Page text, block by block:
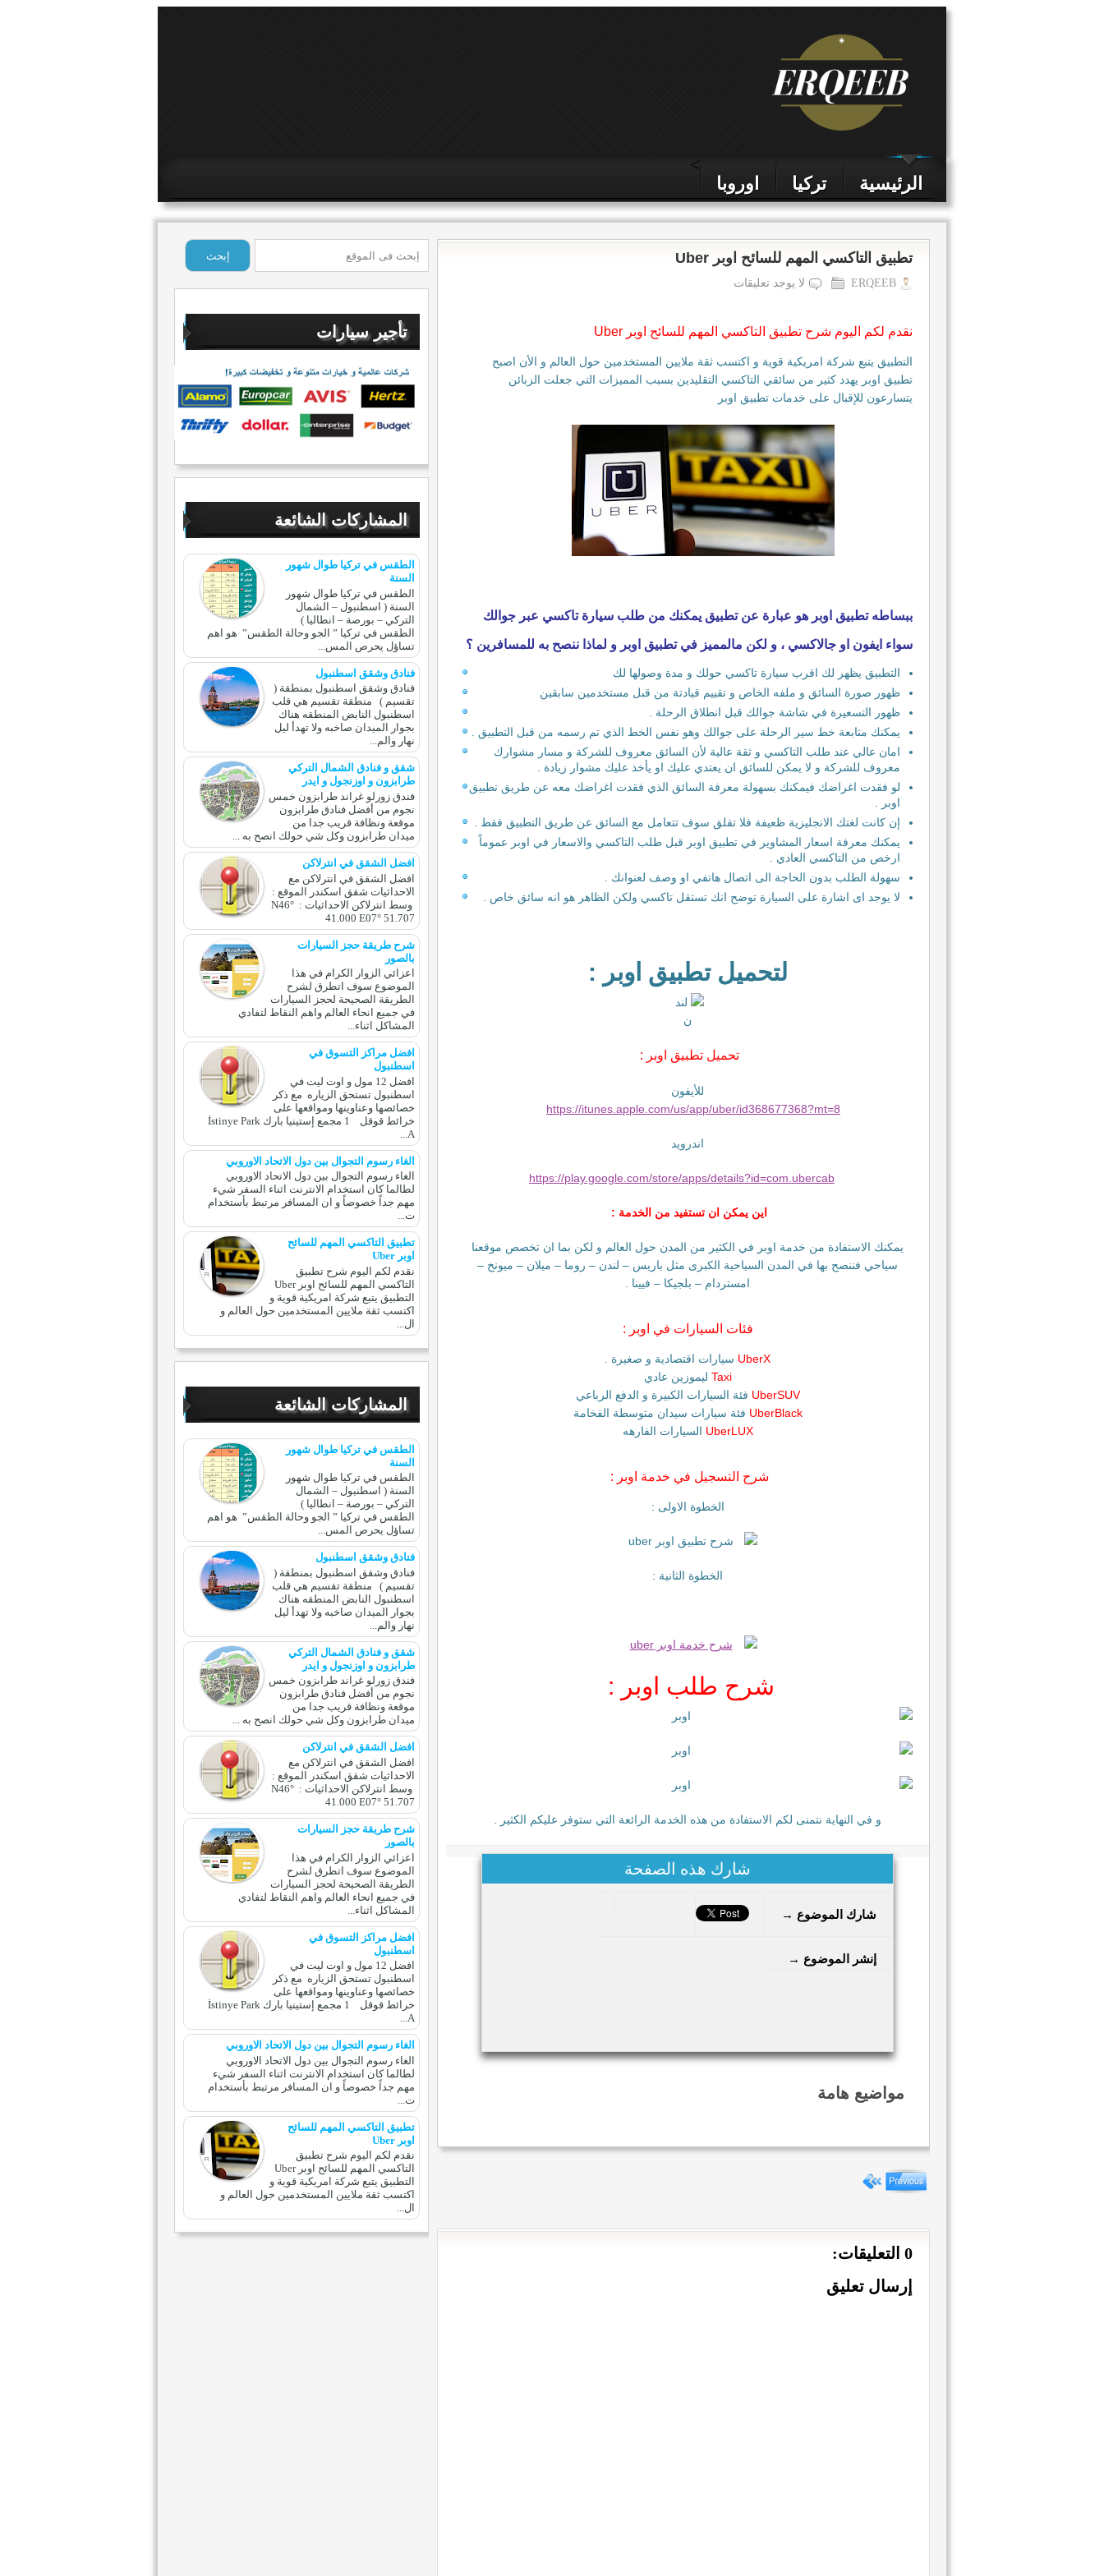
الرئيسية تركيا اوروبا
>
تطبيق التاكسي المهم للسائح اوبر Uber
ERQEEB لا يوجد تعليقات
نقدم لكم اليوم شرح تطبيق التاكسي المهم للسائح اوبر Uber
التطبيق يتبع شركة امريكية قوية و اكتسب ثقة ملايين المستخدمين حول العالم و الأن اصبح
تطبيق اوبر يهدد كثير من سائقي التاكسي التقليدين بسبب المميزات التي جعلت الزبائن
يتسارعون للإقبال على خدمات تطبيق اوبر
ببساطه تطبيق اوبر هو عبارة عن تطبيق يمكنك من طلب سيارة تاكسي عبر جوالك
سواء ايفون او جالاكسي ، و لكن مالمميز في تطبيق اوبر و لماذا ننصح به للمسافرين ؟
التطبيق يظهر لك اقرب سيارة تاكسي حولك و مدة وصولها لك
ظهور صورة السائق و ملفه الخاص و تقييم قيادتة من قبل مستخدمين سابقين
ظهور التسعيرة في شاشة جوالك قبل انطلاق الرحلة .
يمكنك متابعة خط سير الرحلة على جوالك وهو نفس الخط الذي تم رسمه من قبل التطبيق .
امان عالي عند طلب التاكسي و ثقة عالية لأن السائق معروف للشركة و مسار مشوارك
معروف للشركة و لا يمكن للسائق ان يعتدي عليك او يأخذ عليك مشوار زيادة .
لو فقدت اغراضك فيمكنك بسهولة معرفة السائق الذي فقدت اغراضك معه عن طريق تطبيق
اوبر .
إن كانت لغتك الانجليزية ظعيفة فلا تقلق سوف تتعامل مع السائق عن طريق التطبيق فقط .
يمكنك معرفة اسعار المشاوير في تطبيق اوبر قبل طلب التاكسي والاسعار في اوبر عموماً
ارخص من التاكسي العادي .
سهولة الطلب بدون الحاجة الى اتصال هاتفي او وصف لعنوانك .
لا يوجد اى اشارة على السيارة توضح انك تستقل تاكسي ولكن الظاهر هو انه سائق خاص .
لتحميل تطبيق اوبر :
تحميل تطبيق اوبر :
للأيفون
https://itunes.apple.com/us/app/uber/id368677368?mt=8
اندرويد
https://play.google.com/store/apps/details?id=com.ubercab
اين يمكن ان تستفيد من الخدمة :
يمكنك الاستفادة من خدمة اوبر في الكثير من المدن حول العالم و لكن بما ان تخصص موقعنا
سياحي فننصح بها في المدن السياحية الكبرى مثل باريس – لندن – روما – ميلان – ميونخ –
امستردام – بلجيكا – فيينا .
فئات السيارات في اوبر :
UberX سيارات اقتصادية و صغيرة .
Taxi ليموزين عادي
UberSUV فئة السيارات الكبيرة و الدفع الرباعي
UberBlack فئة سيارات سيدان متوسطة الفخامة
UberLUX السيارات الفارهه
شرح التسجيل في خدمة اوبر :
الخطوة الاولى :
الخطوة الثانية :
شرح طلب اوبر :
و في النهاية نتمنى لكم الاستفادة من هذه الخدمة الرائعة التي ستوفر عليكم الكثير .
شارك هذه الصفحة
شارك الموضوع →
إنشر الموضوع →
مواضيع هامة
0 التعليقات:
إرسال تعليق
تأجير سيارات
المشاركات الشائعة
الطقس في تركيا طوال شهور
السنة
الطقس في تركيا طوال شهور
السنة ( اسطنبول – الشمال
التركي – بورصة – انطاليا )
الطقس في تركيا ” الجو وحالة الطقس” هو اهم
تساؤل يحرص المس...
فنادق وشقق اسطنبول
فنادق وشقق اسطنبول بمنطقة (
تقسيم ) منطقة تقسيم هي قلب
اسطنبول النابض المنطقه هناك
بجوار الميدان صاخبه ولا تهدأ ليل
نهار والم...
شقق و فنادق الشمال التركي
طرابزون و اوزنجول و ايدر
فندق زورلو غراند طرابزون خمس
نجوم من أفضل فنادق طرابزون
موقعة ونظافة قريب جدا من
ميدان طرابزون وكل شي حولك انصح به ...
افضل الشقق في انترلاكن
افضل الشقق في انترلاكن مع
الاحداثيات شقق اسكندر الموقع :
وسط انترلاكن الاحداثيات : N46°
41.000 E07° 51.707
شرح طريقة حجز السيارات
بالصور
اعزائي الزوار الكرام في هذا
الموضوع سوف اتطرق لشرح
الطريقة الصحيحة لحجز السيارات
في جميع انحاء العالم واهم النقاط لتفادي
المشاكل اثناء...
افضل مراكز التسوق في
اسطنبول
افضل 12 مول و اوت ليت في
اسطنبول تستحق الزياره مع ذكر
خصائصها وعناوينها ومواقعها على
خرائط قوقل 1 مجمع إستينيا بارك İstinye Park
A...
الغاء رسوم التجوال بين دول الاتحاد الاوروبي
الغاء رسوم التجوال بين دول الاتحاد الاوروبي
لطالما كان استخدام الانترنت اثناء السفر شيء
مهم جداً خصوصاً و ان المسافر مرتبط بأستخدام
ت...
تطبيق التاكسي المهم للسائح
اوبر Uber
نقدم لكم اليوم شرح تطبيق
التطبيق يتبع شركة امريكية قوية و
اكتسب ثقة ملايين المستخدمين حول العالم و
ال...
المشاركات الشائعة
الطقس في تركيا طوال شهور
السنة
الطقس في تركيا طوال شهور
السنة ( اسطنبول – الشمال
التركي – بورصة – انطاليا )
الطقس في تركيا ” الجو وحالة الطقس” هو اهم
تساؤل يحرص المس...
فنادق وشقق اسطنبول
فنادق وشقق اسطنبول بمنطقة (
تقسيم ) منطقة تقسيم هي قلب
اسطنبول النابض المنطقه هناك
بجوار الميدان صاخبه ولا تهدأ ليل
نهار والم...
شقق و فنادق الشمال التركي
طرابزون و اوزنجول و ايدر
فندق زورلو غراند طرابزون خمس
نجوم من أفضل فنادق طرابزون
موقعة ونظافة قريب جدا من
ميدان طرابزون وكل شي حولك انصح به ...
افضل الشقق في انترلاكن
افضل الشقق في انترلاكن مع
الاحداثيات شقق اسكندر الموقع :
وسط انترلاكن الاحداثيات : N46°
41.000 E07° 51.707
شرح طريقة حجز السيارات
بالصور
اعزائي الزوار الكرام في هذا
الموضوع سوف اتطرق لشرح
الطريقة الصحيحة لحجز السيارات
في جميع انحاء العالم واهم النقاط لتفادي
المشاكل اثناء...
افضل مراكز التسوق في
اسطنبول
افضل 12 مول و اوت ليت في
اسطنبول تستحق الزياره مع ذكر
خصائصها وعناوينها ومواقعها على
خرائط قوقل 1 مجمع إستينيا بارك İstinye Park
A...
الغاء رسوم التجوال بين دول الاتحاد الاوروبي
الغاء رسوم التجوال بين دول الاتحاد الاوروبي
لطالما كان استخدام الانترنت اثناء السفر شيء
مهم جداً خصوصاً و ان المسافر مرتبط بأستخدام
ت...
تطبيق التاكسي المهم للسائح
اوبر Uber
نقدم لكم اليوم شرح تطبيق
التطبيق يتبع شركة امريكية قوية و
اكتسب ثقة ملايين المستخدمين حول العالم و
ال...